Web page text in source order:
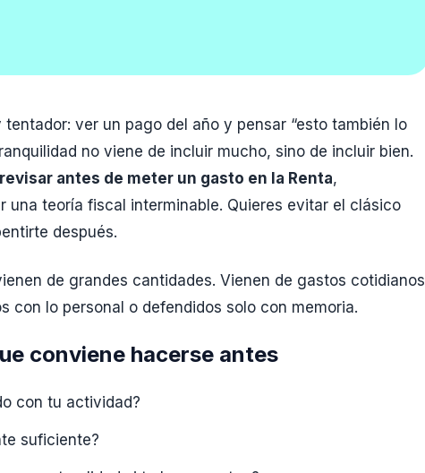
ver un pago del año y pensar “esto también lo
no viene de incluir mucho, sino de incluir bien.
antes de meter un gasto en la Renta,
una teoría fiscal interminable. Quieres evitar el clásico
después.
de grandes cantidades. Vienen de gastos cotidianos
con lo personal o defendidos solo con memoria.
conviene hacerse antes
con tu actividad?
suficiente?